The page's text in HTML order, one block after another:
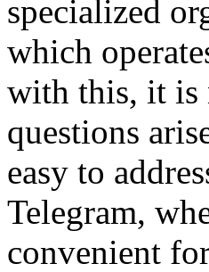
specialized
which
with this, it is
questions
easy to
Telegram,
convenient